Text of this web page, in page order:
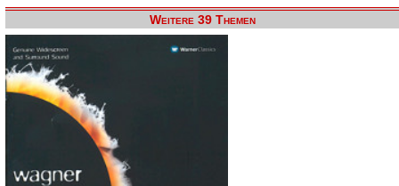
Weitere 39 Themen